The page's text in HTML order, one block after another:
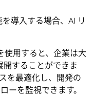
導入する場合、AI リ
使用すると、企業は大
することができま
を最適化し、開発の
ーを監視できます。